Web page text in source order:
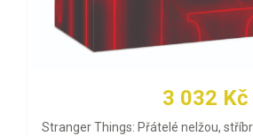
3 032 Kč
Stranger Things: Přátelé nelžou,